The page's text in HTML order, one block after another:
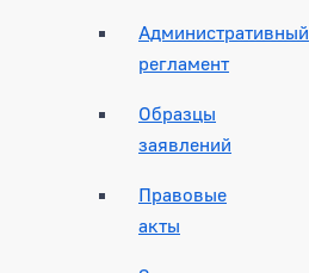
Административный
регламент
Образцы
заявлений
Правовые
акты